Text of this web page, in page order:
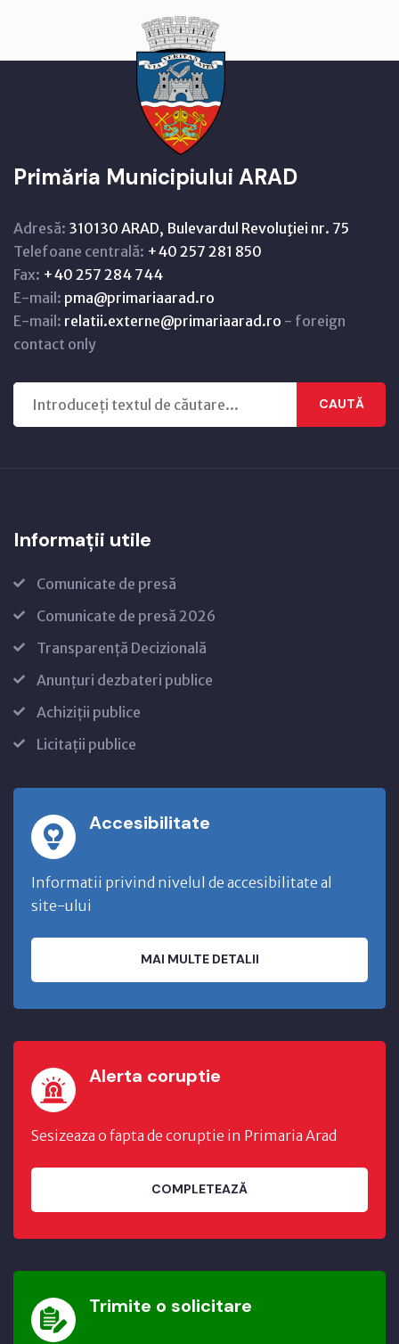
Primăria Municipiului ARAD
Adresă: 310130 ARAD, Bulevardul Revoluţiei nr. 75
Telefoane centrală: +40 257 281 850
Fax: +40 257 284 744
E-mail: pma@primariaarad.ro
E-mail: relatii.externe@primariaarad.ro - foreign
contact only
CAUTĂ
Informații utile
Comunicate de presă
Comunicate de presă 2026
Transparență Decizională
Anunțuri dezbateri publice
Achiziții publice
Licitații publice
Accesibilitate
Informatii privind nivelul de accesibilitate al
site-ului
MAI MULTE DETALII
Alerta coruptie
Sesizeaza o fapta de coruptie in Primaria Arad
COMPLETEAZĂ
Trimite o solicitare